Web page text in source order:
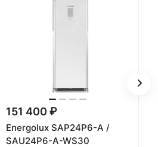
151 400 ₽
Energolux SAP24P6-A /
SAU24P6-A-WS30